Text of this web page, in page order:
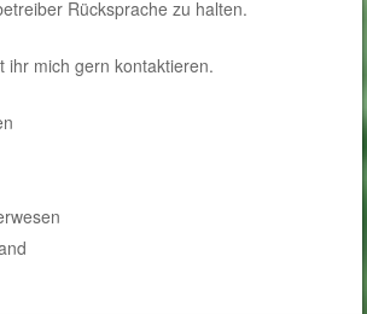
Rücksprache zu halten.
ihr mich gern kontaktieren.